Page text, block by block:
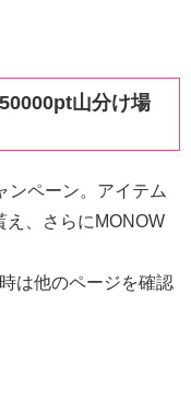
山分け場
ンペーン。アイテム
え、さらにMONOW
は他のページを確認